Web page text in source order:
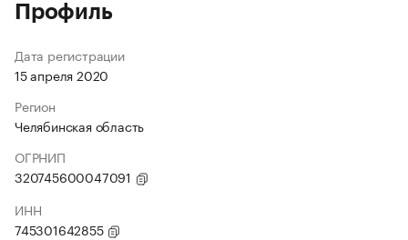
Профиль
Дата регистрации
15 апреля 2020
Регион
Челябинская область
ОГРНИП
320745600047091
ИНН
745301642855